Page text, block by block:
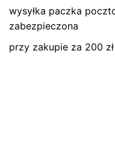
wysyłka paczka
zabezpieczona
przy zakupie za 200
Name*
E-mail*